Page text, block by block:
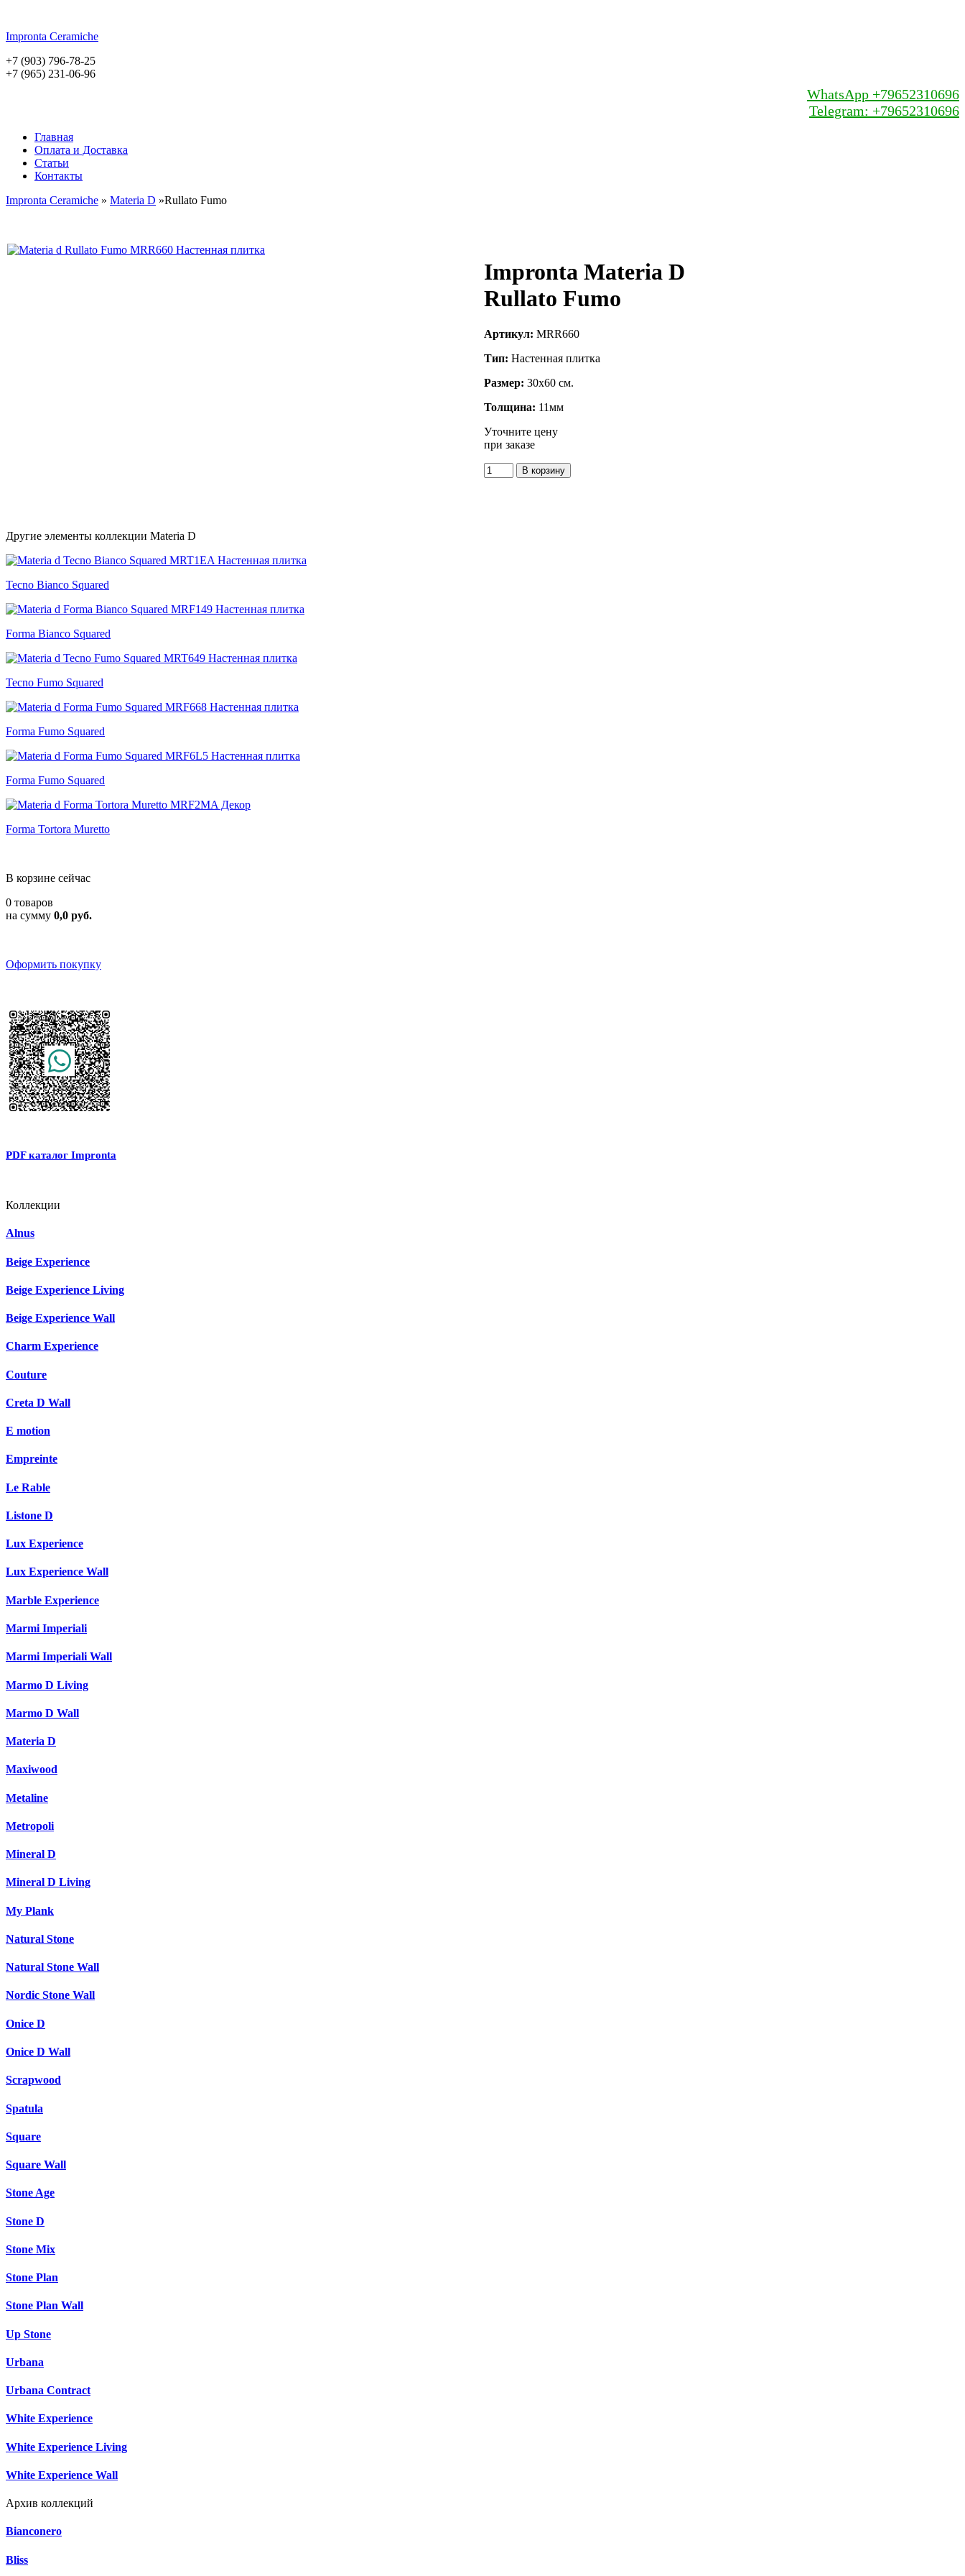
Impronta Ceramiche
+7 (903) 796-78-25
+7 (965) 231-06-96
WhatsApp +79652310696
Telegram: +79652310696
Главная
Оплата и Доставка
Статьи
Контакты
Impronta Ceramiche » Materia D »Rullato Fumo
Impronta Materia D
Rullato Fumo
Артикул: MRR660
Тип: Настенная плитка
Размер: 30x60 см.
Толщина: 11мм
Уточните цену
при заказе
Другие элементы коллекции Materia D
Tecno Bianco Squared
Forma Bianco Squared
Tecno Fumo Squared
Forma Fumo Squared
Forma Fumo Squared
Forma Tortora Muretto
В корзине сейчас
0 товаров
на сумму 0,0 руб.
Оформить покупку
PDF каталог Impronta
Коллекции
Alnus
Beige Experience
Beige Experience Living
Beige Experience Wall
Charm Experience
Couture
Creta D Wall
E motion
Empreinte
Le Rable
Listone D
Lux Experience
Lux Experience Wall
Marble Experience
Marmi Imperiali
Marmi Imperiali Wall
Marmo D Living
Marmo D Wall
Materia D
Maxiwood
Metaline
Metropoli
Mineral D
Mineral D Living
My Plank
Natural Stone
Natural Stone Wall
Nordic Stone Wall
Onice D
Onice D Wall
Scrapwood
Spatula
Square
Square Wall
Stone Age
Stone D
Stone Mix
Stone Plan
Stone Plan Wall
Up Stone
Urbana
Urbana Contract
White Experience
White Experience Living
White Experience Wall
Архив коллекций
Bianconero
Bliss